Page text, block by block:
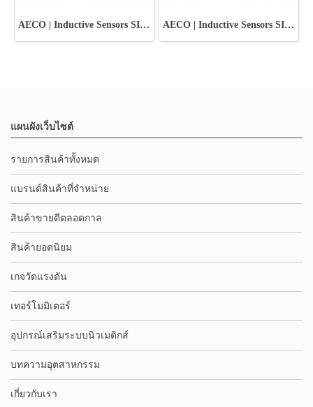
AECO | Inductive Sensors SI8-C1 PNP NO H1 AECO | Inductive Sensors SI8-C1 PNP NO H1 S
แผนผังเว็บไซต์
รายการสินค้าทั้งหมด
แบรนด์สินค้าที่จำหน่าย
สินค้าขายดีตลอดกาล
สินค้ายอดนิยม
เกจวัดแรงดัน
เทอร์โมมิเตอร์
อุปกรณ์เสริมระบบนิวเมติกส์
บทความอุตสาหกรรม
เกี่ยวกับเรา